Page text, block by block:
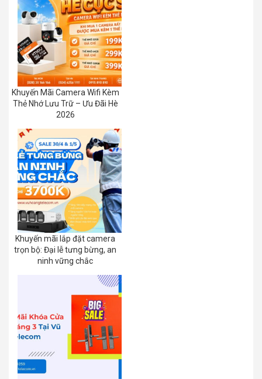
Khuyến Mãi Camera Wifi Kèm
Thẻ Nhớ Lưu Trữ – Ưu Đãi Hè
2026
Khuyến mãi lắp đặt camera
trọn bộ: Đại lễ tưng bừng, an
ninh vững chắc